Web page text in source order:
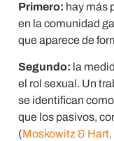
Primero: hay más
en la comunidad
que aparece de
Segundo: la
el rol sexual. Un
se identifican
que los pasivos,
(Moskowitz & Hart,